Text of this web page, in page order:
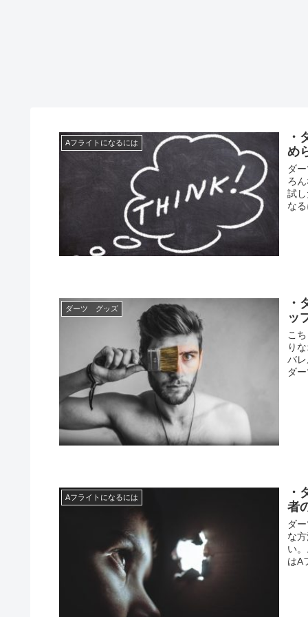
Aフライトになるには
・
め
ダ
ろ
試
な
ダーツ グッズ
・
ッ
こ
り
バ
ダ
Aフライトになるには
・
者
ダ
な
い
はA